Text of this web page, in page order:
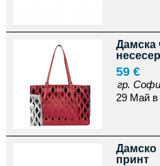
Дамска
59 €
гр.
29 Май в
Дамско
принт